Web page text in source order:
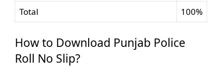
Total
100%
How to Download Punjab Police
Roll No Slip?